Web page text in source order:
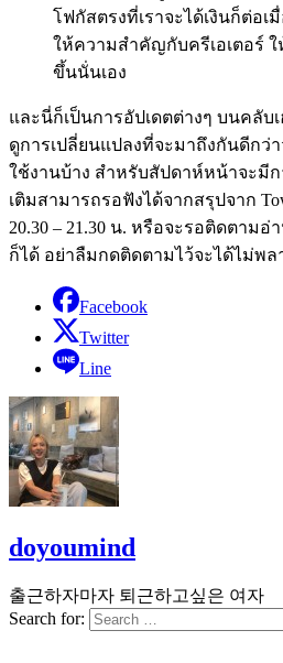
โฟกัสตรงที่เราจะได้เงินก็ต่อเ
ให้ความสำคัญกับครีเอเตอร์ ใ
ขึ้นนั่นเอง
และนี่ก็เป็นการอัปเดตต่างๆ บนคลับ
ดูการเปลี่ยนแปลงที่จะมาถึงกันดีกว่
ใช้งานบ้าง สำหรับสัปดาห์หน้าจะมีก
เติมสามารถรอฟังได้จากสรุปจาก
20.30 – 21.30 น. หรือจะรอติดตามอ่
ก็ได้ อย่าลืมกดติดตามไว้จะได้ไม่พล
Facebook
Twitter
Line
doyoumind
출근하자마자 퇴근하고싶은 여자
Search for: